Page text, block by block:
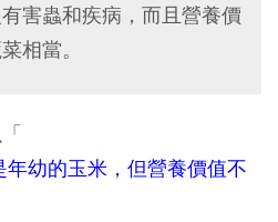
害蟲和疾病，而且營養價
相當。
幼的玉米，但營養價值不